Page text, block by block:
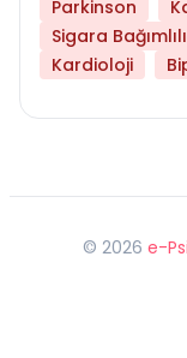
Parkinson
Sigara
Kardioloji
© 2026 e-